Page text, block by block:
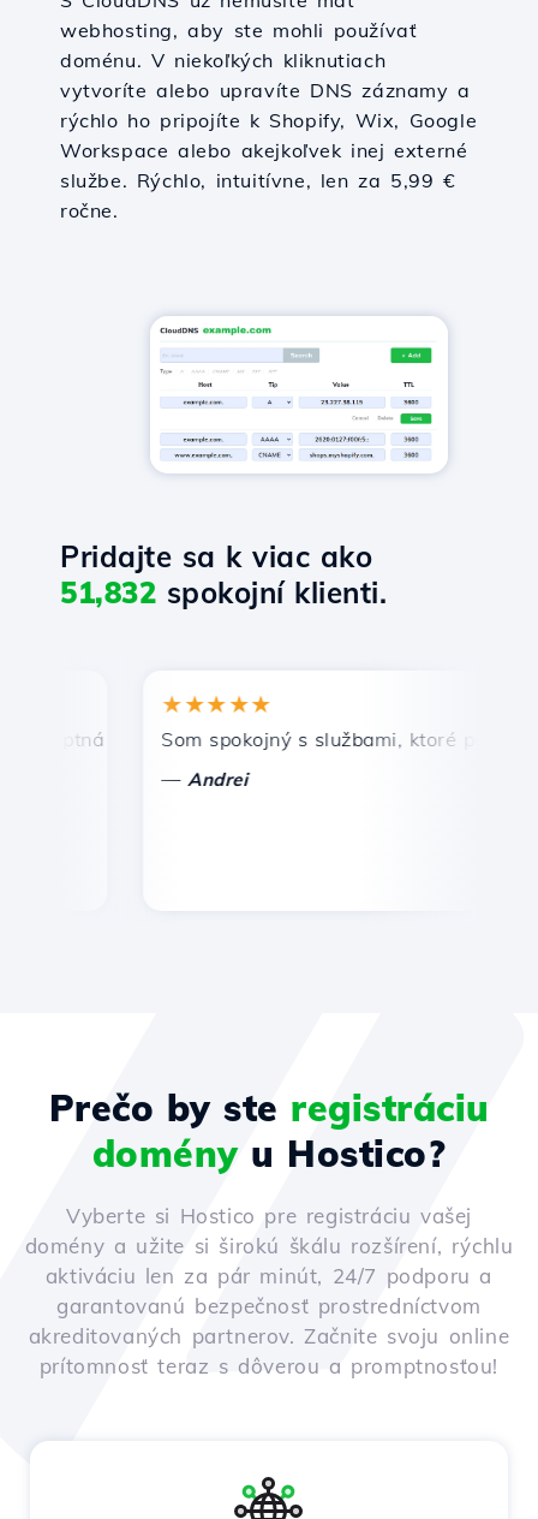
webhosting, aby ste mohli používať
doménu. V niekoľkých kliknutiach
vytvoríte alebo upravíte DNS záznamy a
rýchlo ho pripojíte k Shopify, Wix, Google
Workspace alebo akejkoľvek inej externé
službe. Rýchlo, intuitívne, len za 5,99 €
ročne.
Pridajte sa k viac ako
51,832 spokojní klienti.
a efektívna technická podpora.
★★★★★
Som spokojný s službami, ktoré ponúka
Andrei
Prečo by ste registráciu
doményu Hostico?
Vyberte si Hostico pre registráciu vašej
domény a užite si širokú škálu rozšírení, rýchlu
aktiváciu len za pár minút, 24/7 podporu a
garantovanú bezpečnosť prostredníctvom
akreditovaných partnerov. Začnite svoju online
prítomnosť teraz s dôverou a promptnosťou!